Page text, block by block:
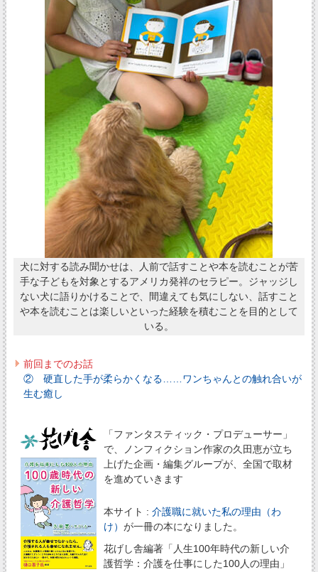
犬に対する読み聞かせは、人前で話すことや本を読むことが苦
手な子どもを対象とするアメリカ発祥のセラピー。ジャッジし
ない犬に語りかけることで、間違えても気にしない、話すこと
や本を読むことは楽しいといった経験を積むことを目的として
いる。
前回までのお話
② 硬直した手が柔らかくなる……ワンちゃんとの触れ合いが
生む癒し
「ファンタスティック・プロデューサー」
で、ノンフィクション作家の久田恵が立ち
上げた企画・編集グループが、全国で取材
を進めていきます
本サイト : 介護職に就いた私の理由（わ
け） が一冊の本になりました。
花げし舎編著「人生100年時代の新しい介
護哲学：介護を仕事にした100人の理由」